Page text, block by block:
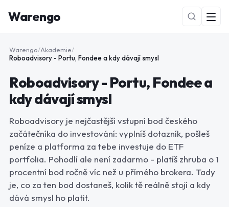
Warengo
NOVÉ
Warengo/Akademie/
Roboadvisory - Portu, Fondee a kdy dávají smysl
Roboadvisory - Portu, Fondee a
kdy dávají smysl
Roboadvisory je nejčastější vstupní bod českého
začátečníka do investování: vyplníš dotazník, pošleš
peníze a platforma za tebe investuje do ETF
portfolia. Pohodlí ale není zadarmo - platíš zhruba o 1
procentní bod ročně víc než u přímého brokera. Tady
je, co za ten bod dostaneš, kolik tě reálně stojí a kdy
dává smysl ho platit.